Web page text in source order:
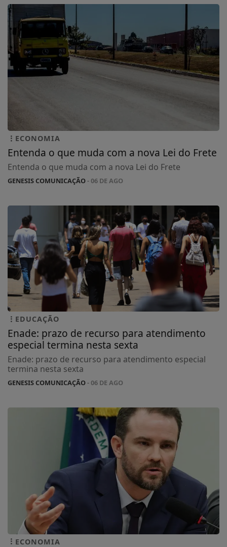
ECONOMIA
Entenda o que muda com a nova Lei do Frete
Entenda o que muda com a nova Lei do Frete
GENESIS COMUNICAÇÃO- 06 DE AGO
EDUCAÇÃO
Enade: prazo de recurso para atendimento
especial termina nesta sexta
Enade: prazo de recurso para atendimento especial
termina nesta sexta
GENESIS COMUNICAÇÃO- 06 DE AGO
ECONOMIA